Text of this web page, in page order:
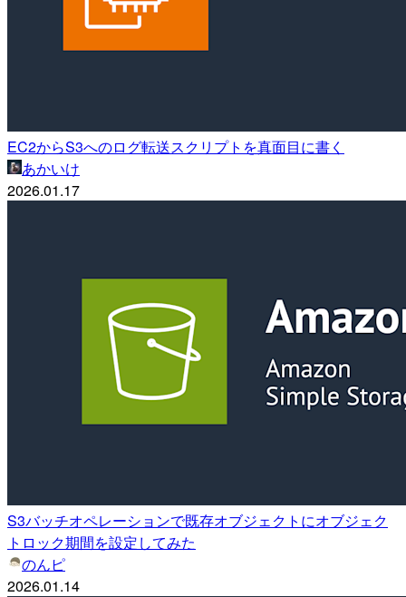
EC2からS3へのログ転送スクリプトを真面目に書く
あかいけ
2026.01.17
S3バッチオペレーションで既存オブジェクトにオブジェク
トロック期間を設定してみた
のんピ
2026.01.14